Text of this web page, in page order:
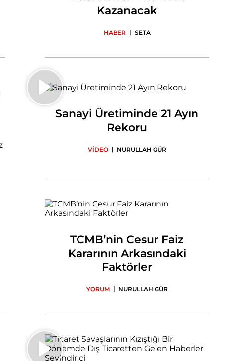
Kazanacak
HABER | SETA
Sanayi Üretiminde 21 Ayın
Rekoru
VİDEO | NURULLAH GÜR
TCMB’nin Cesur Faiz
Kararının Arkasındaki
Faktörler
YORUM | NURULLAH GÜR